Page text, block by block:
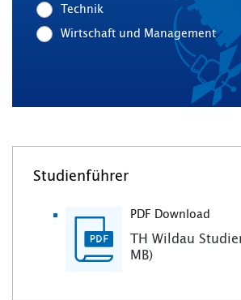
Technik
Wirtschaft und Management
Studienführer
PDF Download
TH Wildau
MB)